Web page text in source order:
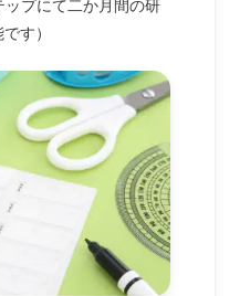
ップにて二か月間の研
す）